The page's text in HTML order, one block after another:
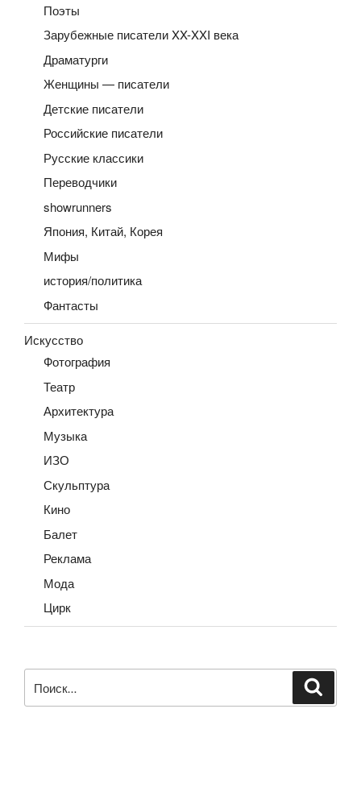
Поэты
Зарубежные писатели XX-XXI века
Драматурги
Женщины — писатели
Детские писатели
Российские писатели
Русские классики
Переводчики
showrunners
Япония, Китай, Корея
Мифы
история/политика
Фантасты
Искусство
Фотография
Театр
Архитектура
Музыка
ИЗО
Скульптура
Кино
Балет
Реклама
Мода
Цирк